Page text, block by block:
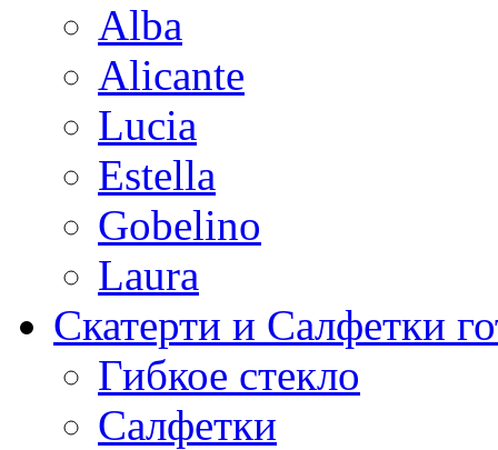
Alba
Alicante
Lucia
Estella
Gobelino
Laura
Скатерти и Салфетки
Гибкое стекло
Салфетки